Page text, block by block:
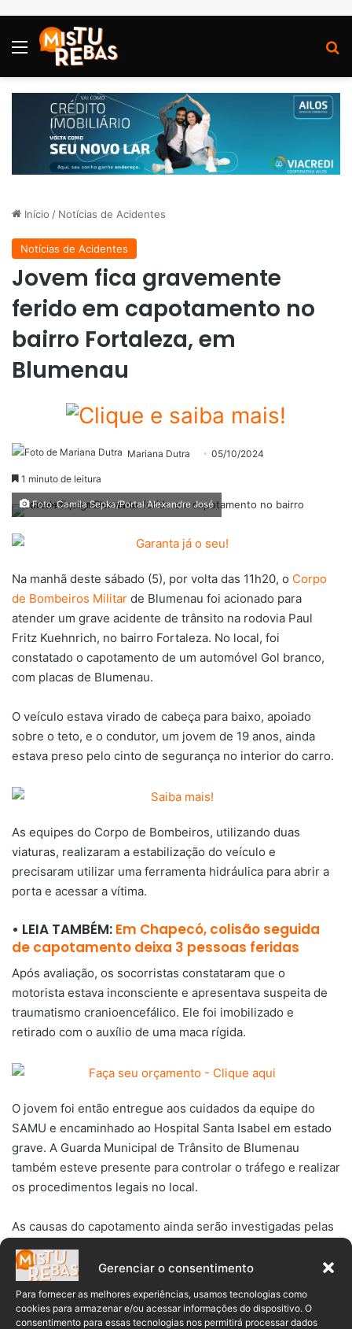
Gerenciar o consentimento
Para fornecer as melhores experiências, usamos tecnologias como
cookies para armazenar e/ou acessar informações do dispositivo. O
consentimento para essas tecnologias nos permitirá processar dados
Menu
Início / Notícias de Acidentes
Notícias de Acidentes
Jovem fica gravemente
ferido em capotamento no
bairro Fortaleza, em
Blumenau
Mariana Dutra 05/10/2024
1 minuto de leitura
Foto: Camila Sepka/Portal Alexandre José
Na manhã deste sábado (5), por volta das 11h20, o Corpo
de Bombeiros Militar de Blumenau foi acionado para
atender um grave acidente de trânsito na rodovia Paul
Fritz Kuehnrich, no bairro Fortaleza. No local, foi
constatado o capotamento de um automóvel Gol branco,
com placas de Blumenau.
O veículo estava virado de cabeça para baixo, apoiado
sobre o teto, e o condutor, um jovem de 19 anos, ainda
estava preso pelo cinto de segurança no interior do carro.
As equipes do Corpo de Bombeiros, utilizando duas
viaturas, realizaram a estabilização do veículo e
precisaram utilizar uma ferramenta hidráulica para abrir a
porta e acessar a vítima.
• LEIA TAMBÉM: Em Chapecó, colisão seguida
de capotamento deixa 3 pessoas feridas
Após avaliação, os socorristas constataram que o
motorista estava inconsciente e apresentava suspeita de
traumatismo cranioencefálico. Ele foi imobilizado e
retirado com o auxílio de uma maca rígida.
O jovem foi então entregue aos cuidados da equipe do
SAMU e encaminhado ao Hospital Santa Isabel em estado
grave. A Guarda Municipal de Trânsito de Blumenau
também esteve presente para controlar o tráfego e realizar
os procedimentos legais no local.
As causas do capotamento ainda serão investigadas pelas
ASSISTA AO VÍDEO ⤵️